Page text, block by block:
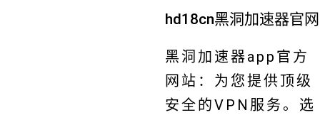
hd18cn黑洞加速器官网
黑洞加速器app官方
网站：为您提供顶级
安全的VPN服务。选